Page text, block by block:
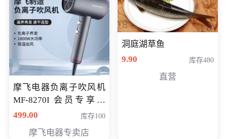
摩飞电器负离子吹风机
MF-8270I 会员专享价
369元
499.00 库存100
摩飞电器专卖店
洞庭湖草鱼
9.90
库存480
直营